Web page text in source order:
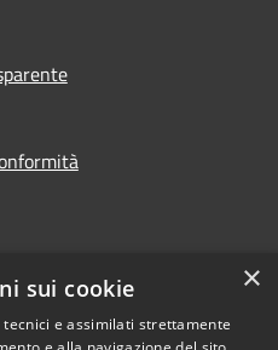
×
sui cookie
e assimilati strettamente